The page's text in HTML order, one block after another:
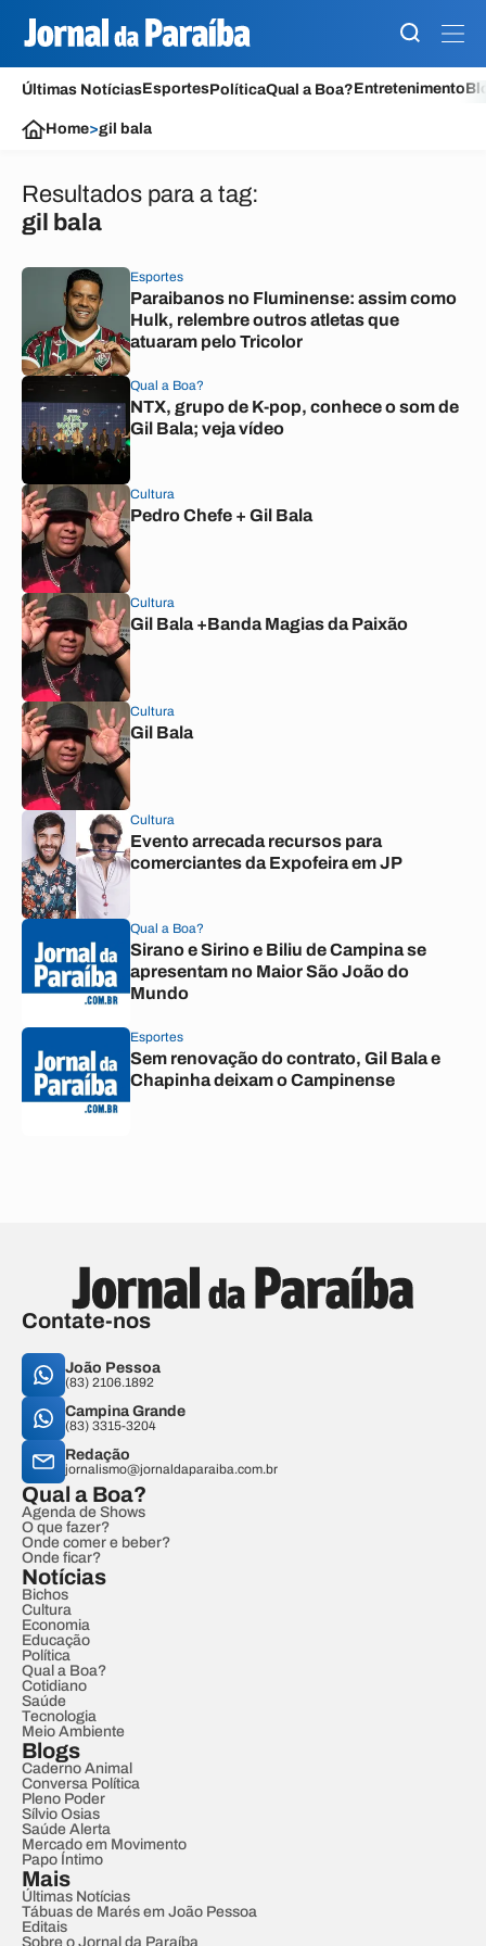
Últimas NotíciasEsportesPolíticaQual a Boa?Entretenimento
Home>gil bala
Resultados para a tag:
gil bala
Esportes
Paraibanos no Fluminense: assim como
Hulk, relembre outros atletas que
atuaram pelo Tricolor
Qual a Boa?
NTX, grupo de K-pop, conhece o som de
Gil Bala; veja vídeo
Cultura
Pedro Chefe + Gil Bala
Cultura
Gil Bala +Banda Magias da Paixão
Cultura
Gil Bala
Cultura
Evento arrecada recursos para
comerciantes da Expofeira em JP
Qual a Boa?
Sirano e Sirino e Biliu de Campina se
apresentam no Maior São João do
Mundo
Esportes
Sem renovação do contrato, Gil Bala e
Chapinha deixam o Campinense
Contate-nos
João Pessoa
(83) 2106.1892
Campina Grande
(83) 3315-3204
Redação
jornalismo@jornaldaparaiba.com.br
Qual a Boa?
Agenda de Shows
O que fazer?
Onde comer e beber?
Onde ficar?
Notícias
Bichos
Cultura
Economia
Educação
Política
Qual a Boa?
Cotidiano
Saúde
Tecnologia
Meio Ambiente
Blogs
Caderno Animal
Conversa Política
Pleno Poder
Sílvio Osias
Saúde Alerta
Mercado em Movimento
Papo Íntimo
Mais
Últimas Notícias
Tábuas de Marés em João Pessoa
Editais
Sobre o Jornal da Paraíba